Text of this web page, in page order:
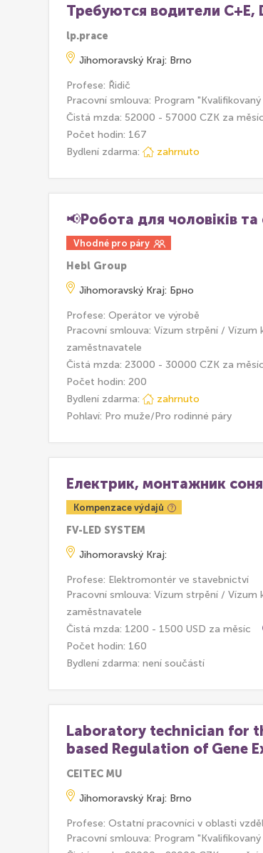
Требуются водители С+E,
lp.prace
Jihomoravský Kraj: Brno
Profese: Řidič
Pracovní smlouva: Program
Čistá mzda: 52000 - 57000 CZK za měsíc
Počet hodin: 167
Bydlení zdarma:
zahrnuto
📢Робота для чоловіків та
Vhodné pro páry
Hebl Group
Jihomoravský Kraj: Брно
Profese: Operátor ve výrobě
Pracovní smlouva: Vízum strpění /
zaměstnavatele
Čistá mzda: 23000 - 30000 CZK za měsíc
Počet hodin: 200
Bydlení zdarma:
zahrnuto
Pohlaví: Pro muže/Pro rodinné páry
Електрик, монтажник
Kompenzace výdajů
FV-LED SYSTEM
Jihomoravský Kraj:
Profese: Elektromontér ve stavebnictví
Pracovní smlouva: Vízum strpění /
zaměstnavatele
Čistá mzda: 1200 - 1500 USD za měsíc
Počet hodin: 160
Bydlení zdarma:není součástí
Laboratory technician for
based Regulation of Gene
CEITEC MU
Jihomoravský Kraj: Brno
Profese: Ostatní pracovníci v oblasti
Pracovní smlouva: Program